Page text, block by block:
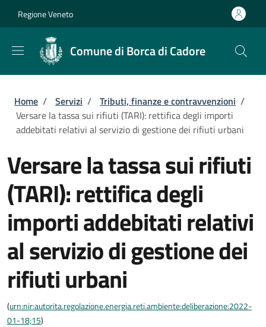
Regione Veneto
Comune di Borca di Cadore
Briciole di pane
Home / Servizi / Tributi, finanze e contravvenzioni /
Versare la tassa sui rifiuti (TARI): rettifica degli importi
addebitati relativi al servizio di gestione dei rifiuti urbani
Versare la tassa sui rifiuti
(TARI): rettifica degli
importi addebitati relativi
al servizio di gestione dei
rifiuti urbani
(urn:nir:autorita.regolazione.energia.reti.ambiente:deliberazione:2022-
01-18;15)